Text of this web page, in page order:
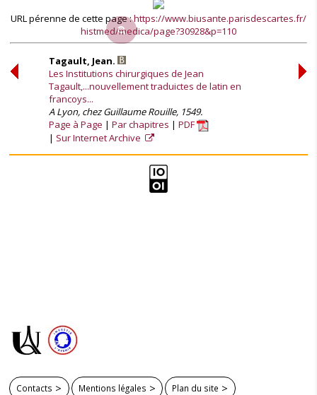
URL pérenne de cette page :https://www.biusante.parisdescartes.fr/
histmed/medica/page?30928&p=110
Tagault, Jean.
Les Institutions chirurgiques de Jean
Tagault,...nouvellement traduictes de latin en
francoys...
A Lyon, chez Guillaume Rouille, 1549.
Page à Page
Par chapitres
PDF
Sur Internet Archive
Contacts Mentions légales Plan du site